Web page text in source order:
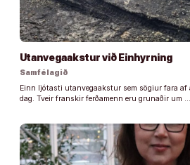
Utanvegaakstur við Einhyrning
Samfélagið
Einn ljótasti utanvegaakstur sem sögiur fara
dag. Tveir franskir ferðamenn eru grunaðir um …